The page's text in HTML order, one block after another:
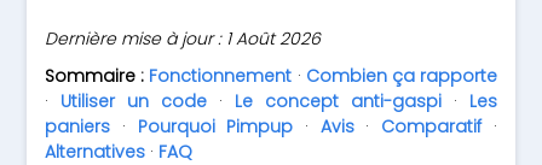
Dernière mise à jour : 1 Août 2026
Sommaire : Fonctionnement · Combien ça rapporte
· Utiliser un code · Le concept anti-gaspi· Les
paniers · Pourquoi Pimpup · Avis· Comparatif·
Alternatives · FAQ